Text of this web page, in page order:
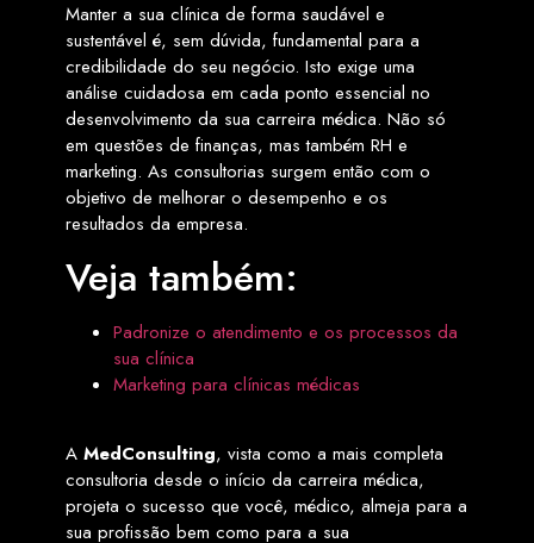
Manter a sua clínica de forma saudável e
sustentável é, sem dúvida, fundamental para a
credibilidade do seu negócio. Isto exige uma
análise cuidadosa em cada ponto essencial no
desenvolvimento da sua carreira médica. Não só
em questões de finanças, mas também RH e
marketing. As consultorias surgem então com o
objetivo de melhorar o desempenho e os
resultados da empresa.
Veja também:
Padronize o atendimento e os processos da
sua clínica
Marketing para clínicas médicas
A MedConsulting, vista como a mais completa
consultoria desde o início da carreira médica,
projeta o sucesso que você, médico, almeja para a
sua profissão bem como para a sua